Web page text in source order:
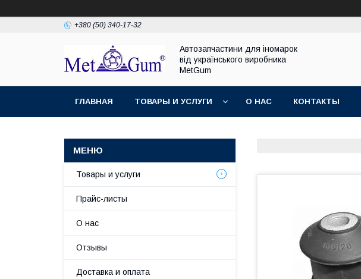
+380 (50) 340-17-32
Автозапчастини для іномарок
від українського виробника
MetGum
ГЛАВНАЯ ТОВАРЫ И УСЛУГИ О НАС КОНТАКТЫ
Товары и услуги
Прайс-листы
О нас
Отзывы
Доставка и оплата